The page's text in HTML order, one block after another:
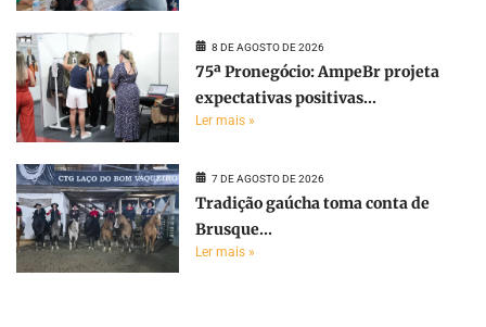
8 DE AGOSTO DE 2026
75ª Pronegócio: AmpeBr projeta
expectativas positivas...
Ler mais »
7 DE AGOSTO DE 2026
Tradição gaúcha toma conta de
Brusque...
Ler mais »